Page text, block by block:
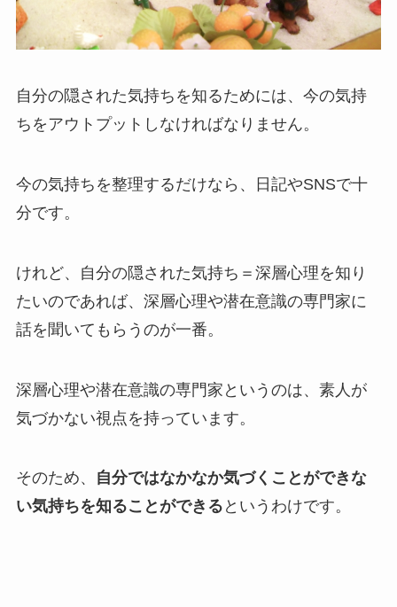
自分の隠された気持ちを知るためには、今の気持
ちをアウトプットしなければなりません。
今の気持ちを整理するだけなら、日記やSNSで十
分です。
けれど、自分の隠された気持ち＝深層心理を知り
たいのであれば、深層心理や潜在意識の専門家に
話を聞いてもらうのが一番。
深層心理や潜在意識の専門家というのは、素人が
気づかない視点を持っています。
そのため、
自分ではなかなか気づくことができな
い気持ちを知ることができる というわけです。